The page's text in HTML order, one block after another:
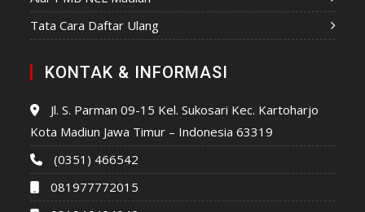
Tata Cara Daftar Ulang
KONTAK & INFORMASI
Jl. S. Parman 09-15 Kel. Sukosari Kec. Kartoharjo
Kota Madiun Jawa Timur – Indonesia 63319
(0351) 466542
081977772015